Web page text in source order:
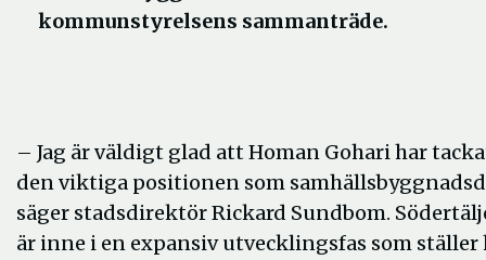
kommunstyrelsens sammanträde.
– Jag är väldigt glad att Homan Gohari har
den viktiga positionen som
säger stadsdirektör Rickard Sundbom.
är inne i en expansiv utvecklingsfas som ställer